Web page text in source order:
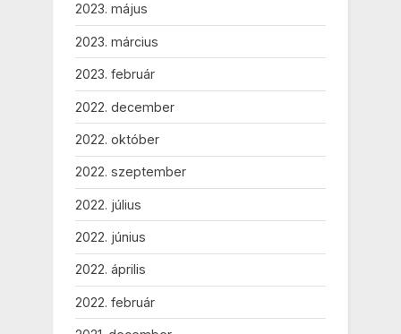
2023. május
2023. március
2023. február
2022. december
2022. október
2022. szeptember
2022. július
2022. június
2022. április
2022. február